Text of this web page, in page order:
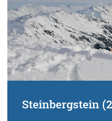
Steinbergstein